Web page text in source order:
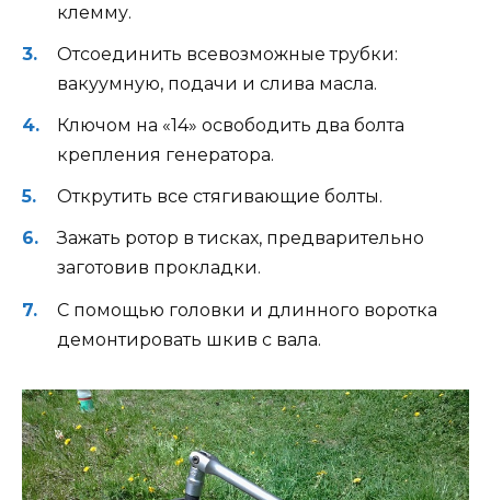
клемму.
Отсоединить всевозможные трубки:
вакуумную, подачи и слива масла.
Ключом на «14» освободить два болта
крепления генератора.
Открутить все стягивающие болты.
Зажать ротор в тисках, предварительно
заготовив прокладки.
С помощью головки и длинного воротка
демонтировать шкив с вала.